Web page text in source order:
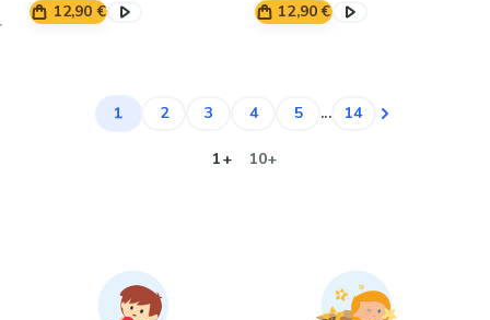
12,90 €
12,90 €
1 2 3 4 5 ... 14
1+ 10+